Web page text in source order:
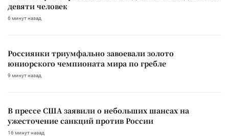
девяти человек
6 минут назад
Россиянки триумфально завоевали золото
юниорского чемпионата мира по гребле
9 минут назад
В прессе США заявили о небольших шансах на
ужесточение санкций против России
16 минут назад